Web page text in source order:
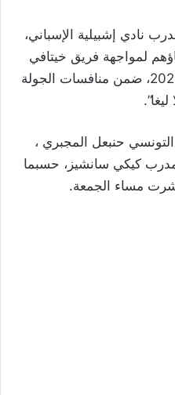
نادي إشبيلية الإسباني،
لمواجهة فريق خيتافي
مساء يوم السبت 30 مارس 2024، ضمن منافسات الجولة
حنبعل المجبري ،
كيكي سانشيز، حسبما
نشرت مساء الجمعة.